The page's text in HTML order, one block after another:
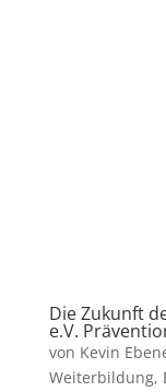
Die Zukunft
e.V.
von Kevin
Weiterbildung,